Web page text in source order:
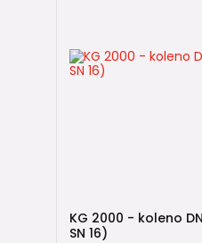
KG 2000 - koleno
SN 16)